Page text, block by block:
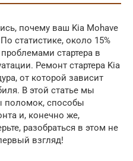
почему ваш Kia Mohave
статистике, около 15%
стартера в
Ремонт стартера Kia
от которой зависит
В этой статье мы
поломок, способы
и, конечно же,
разобраться в этом не
взгляд!